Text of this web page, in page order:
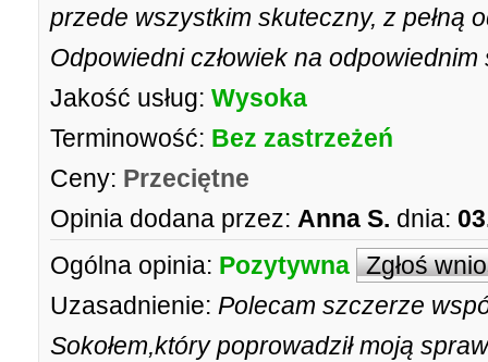
przede wszystkim skuteczny, z pełną
Odpowiedni człowiek na
Jakość usług: Wysoka
Terminowość: Bez zastrzeżeń
Ceny: Przeciętne
Opinia dodana przez: Anna S. dnia:
Ogólna opinia: Pozytywna Zgłoś
Uzasadnienie: Polecam szczerze
Sokołem,który poprowadził moją